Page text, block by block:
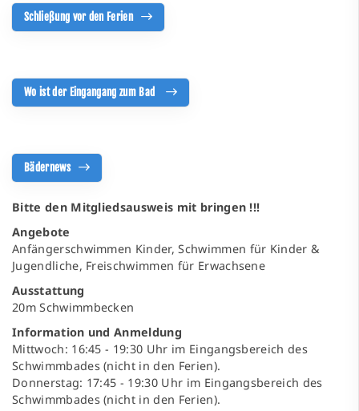
Schließung vor den Ferien
Wo ist der Eingangang zum Bad
Bädernews
Bitte den Mitgliedsausweis mit bringen !!!
Angebote
Anfängerschwimmen Kinder, Schwimmen für Kinder &
Jugendliche, Freischwimmen für Erwachsene
Ausstattung
20m Schwimmbecken
Information und Anmeldung
Mittwoch: 16:45 - 19:30 Uhr im Eingangsbereich des
Schwimmbades (nicht in den Ferien).
Donnerstag: 17:45 - 19:30 Uhr im Eingangsbereich des
Schwimmbades (nicht in den Ferien).